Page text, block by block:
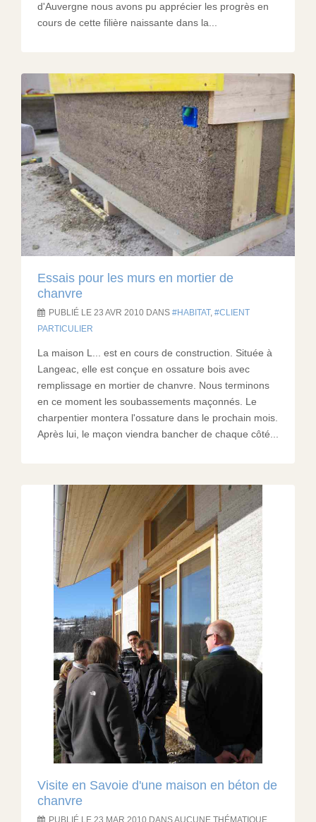
d'Auvergne nous avons pu apprécier les progrès en
cours de cette filière naissante dans la...
Essais pour les murs en mortier de
chanvre
PUBLIÉ LE 23 AVR 2010 DANS HABITAT,
CLIENT
PARTICULIER
La maison L... est en cours de construction. Située à
Langeac, elle est conçue en ossature bois avec
remplissage en mortier de chanvre. Nous terminons
en ce moment les soubassements maçonnés. Le
charpentier montera l'ossature dans le prochain mois.
Après lui, le maçon viendra bancher de chaque côté...
Visite en Savoie d'une maison en béton de
chanvre
PUBLIÉ LE 23 MAR 2010 DANS AUCUNE THÉMATIQUE